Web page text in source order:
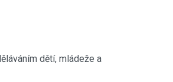
dětí, mládeže a